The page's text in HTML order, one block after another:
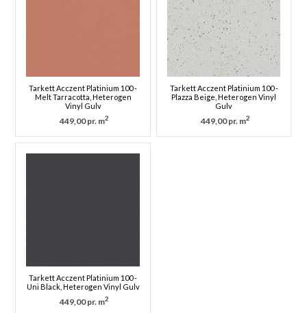
Tarkett Acczent Platinium 100 -
Melt Tarracotta, Heterogen
Vinyl Gulv
449,00 pr. m2
Tarkett Acczent Platinium 100 -
Plazza Beige, Heterogen Vinyl
Gulv
449,00 pr. m2
Tarkett Acczent Platinium 100 -
Uni Black, Heterogen Vinyl Gulv
449,00 pr. m2